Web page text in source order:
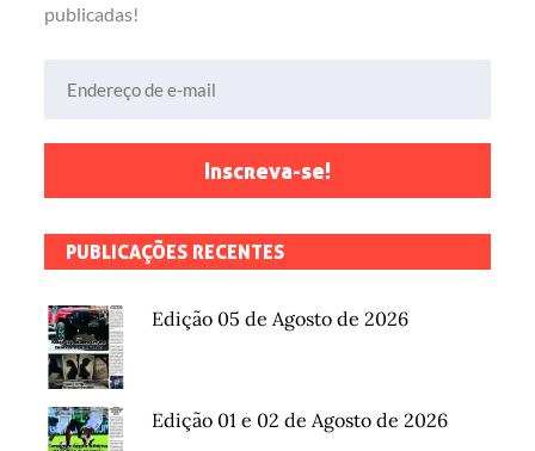
publicadas!
Inscreva-se!
PUBLICAÇÕES RECENTES
Edição 05 de Agosto de 2026
Edição 01 e 02 de Agosto de 2026